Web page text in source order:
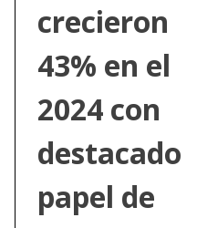
crecieron
43% en el
2024 con
destacado
papel de